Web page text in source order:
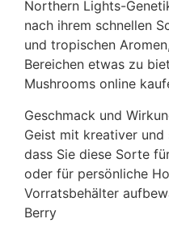
Northern Lights-
nach ihrem schnellen
und tropischen
Bereichen etwas zu
Mushrooms online
Geschmack und
Geist mit kreativer und
dass Sie diese Sorte
oder für persönliche
Vorratsbehälter
Berry